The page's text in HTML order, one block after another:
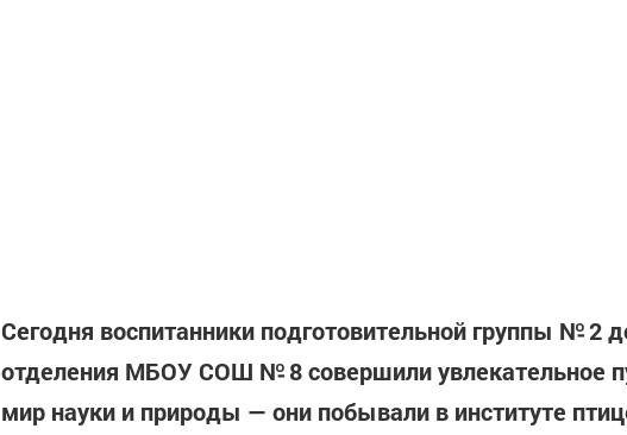
Сегодня воспитанники подготовительной группы № 2
отделения МБОУ СОШ № 8 совершили увлекательное
мир науки и природы — они побывали в институте